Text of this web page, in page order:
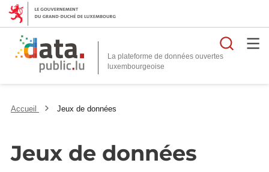
La plateforme de données ouvertes
Accueil Jeux de données
Jeux de données